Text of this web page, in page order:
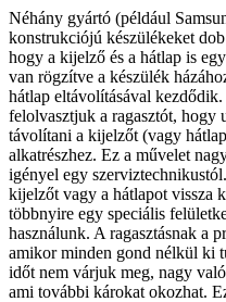
Néhány gyártó (például
konstrukciójú készülékeket
hogy a kijelző és a hátlap is
van rögzítve a készülék
hátlap eltávolításával
felolvasztjuk a ragasztót, hogy
távolítani a kijelzőt (vagy
alkatrészhez. Ez a művelet
igényel egy
kijelzőt vagy a hátlapot vissza
többnyire egy speciális
használunk. A ragasztásnak a
amikor minden gond nélkül ki
időt nem várjuk meg, nagy
ami további károkat okozhat.